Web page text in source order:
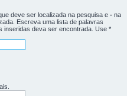
deve ser localizada na pesquisa e - na
Escreva uma lista de palavras
inseridas deva ser encontrada. Use *